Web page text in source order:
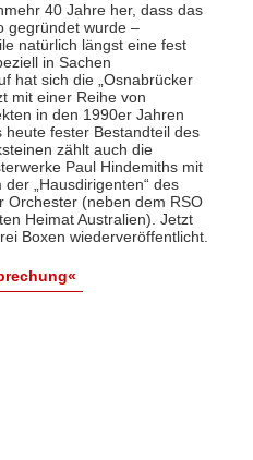
40 Jahre her, dass das
gegründet wurde –
natürlich längst eine fest
in Sachen
hat sich die „Osnabrücker
mit einer Reihe von
in den 1990er Jahren
fester Bestandteil des
zählt auch die
Paul Hindemiths mit
„Hausdirigenten“ des
Orchester (neben dem RSO
Heimat Australien). Jetzt
Boxen wiederveröffentlicht.